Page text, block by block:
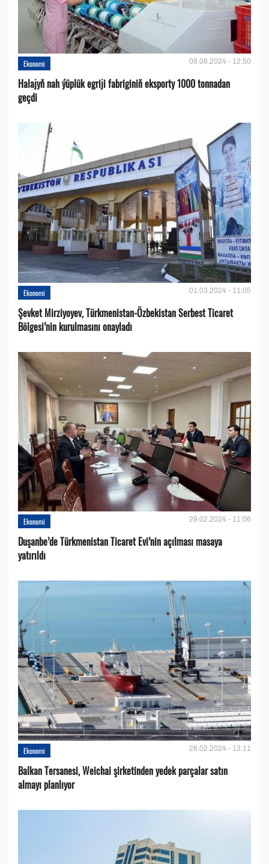
Ekonomi 08.08.2024 - 12:50
Halajyň nah ýüplük egriji fabriginiň eksporty 1000 tonnadan
geçdi
Ekonomi 01.03.2024 - 11:05
Şevket Mirziyoyev, Türkmenistan-Özbekistan Serbest Ticaret
Bölgesi’nin kurulmasını onayladı
Ekonomi 29.02.2024 - 11:06
Duşanbe’de Türkmenistan Ticaret Evi’nin açılması masaya
yatırıldı
Ekonomi 28.02.2024 - 13:11
Balkan Tersanesi, Weichai şirketinden yedek parçalar satın
almayı planlıyor